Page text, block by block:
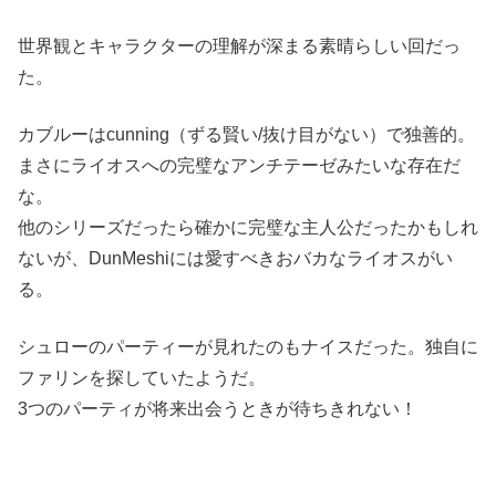
世界観とキャラクターの理解が深まる素晴らしい回だっ
た。
カブルーはcunning（ずる賢い/抜け目がない）で独善的。
まさにライオスへの完璧なアンチテーゼみたいな存在だ
な。
他のシリーズだったら確かに完璧な主人公だったかもしれ
ないが、DunMeshiには愛すべきおバカなライオスがい
る。
シュローのパーティーが見れたのもナイスだった。独自に
ファリンを探していたようだ。
3つのパーティが将来出会うときが待ちきれない！